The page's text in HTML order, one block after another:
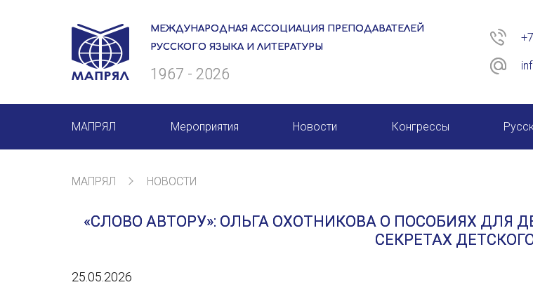
МЕЖДУНАРОДНАЯ АССОЦИАЦИЯ ПРЕПОДАВАТЕЛЕЙ
РУССКОГО ЯЗЫКА И ЛИТЕРАТУРЫ
1967 - 2026
МАПРЯЛ
Ревизионная комиссия
Мероприятия
Архив мероприятий
Новости Конгрессы
XV КОНГРЕСС МАПРЯЛ
МАПРЯЛ НОВОСТИ
«СЛОВО АВТОРУ»: ОЛЬГА ОХОТНИКОВА О ПОСОБИЯХ ДЛЯ
СЕКРЕТАХ
25.05.2026